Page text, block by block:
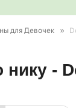
для Девочек »
нику -